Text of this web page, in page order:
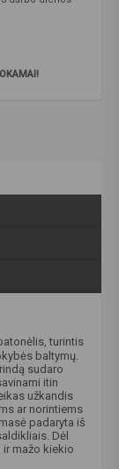
turintis
baltymų.
sudaro
itin
užkandis
ar norintiems
padaryta iš
Dėl
mažo kiekio